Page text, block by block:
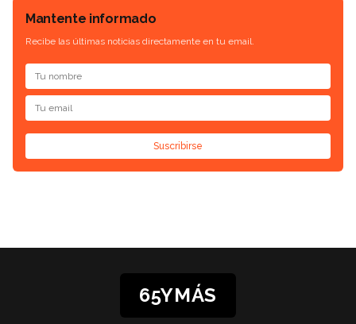
Mantente informado
Recibe las últimas noticias directamente en tu email.
Suscribirse
65YMÁS